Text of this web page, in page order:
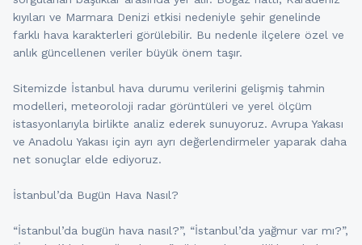
kıyıları ve Marmara Denizi etkisi nedeniyle şehir genelinde
farklı hava karakterleri görülebilir. Bu nedenle ilçelere özel ve
anlık güncellenen veriler büyük önem taşır.
Sitemizde İstanbul hava durumu verilerini gelişmiş tahmin
modelleri, meteoroloji radar görüntüleri ve yerel ölçüm
istasyonlarıyla birlikte analiz ederek sunuyoruz. Avrupa Yakası
ve Anadolu Yakası için ayrı ayrı değerlendirmeler yaparak daha
net sonuçlar elde ediyoruz.
İstanbul’da Bugün Hava Nasıl?
“İstanbul’da bugün hava nasıl?”, “İstanbul’da yağmur var mı?”,